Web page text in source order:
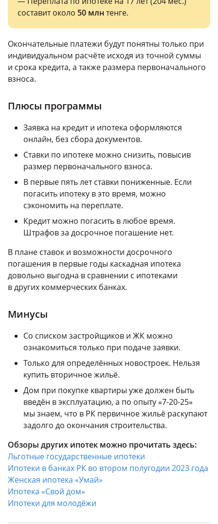
составит около 50 млн тенге.
Окончательные платежи будут понятны только при
индивидуальном расчёте исходя из точной суммы
и срока кредита, а также размера первоначального
взноса.
Плюсы программы
Заявка на кредит и ипотека оформляются
онлайн, без сбора документов.
Ставки по ипотеке можно снизить, повысив
размер первоначального взноса.
В первые пять лет ставки пониженные. Если
погасить ипотеку в это время, можно
сэкономить на переплате.
Кредит можно погасить в любое время.
Штрафов за досрочное погашение нет.
В плане ставок и возможности досрочного
погашения в первые годы каскадная ипотека
довольно выгодна в сравнении с ипотеками
в других коммерческих банках.
Минусы
Со списком застройщиков и ЖК можно
ознакомиться только при подаче заявки.
Только для определённых новостроек. Нельзя
купить вторичное жильё.
Дом при покупке квартиры уже должен быть
введён в эксплуатацию, а по опыту «7-20-25»
мы знаем, что в РК первичное жильё раскупают
задолго до окончания строительства.
Обзоры других ипотек можно прочитать здесь:
Льготные государственные ипотеки
Ипотеки в банках РК во втором полугодии 2023 года
Женская ипотека «Умай»
Ипотека «Свой дом»
Ипотеки для молодёжи